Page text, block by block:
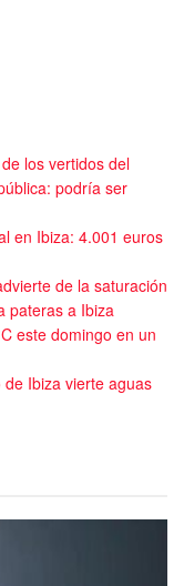
los vertidos del
podría ser
en Ibiza: 4.001 euros
de la saturación
pateras a Ibiza
este domingo en un
Ibiza vierte aguas